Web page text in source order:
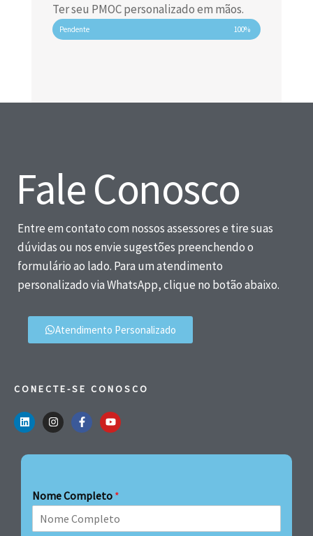
Ter seu PMOC personalizado em mãos.
Pendente 100%
Fale Conosco
Entre em contato com nossos assessores e tire suas
dúvidas ou nos envie sugestões preenchendo o
formulário ao lado. Para um atendimento
personalizado via WhatsApp, clique no botão abaixo.
Atendimento Personalizado
CONECTE-SE CONOSCO
Nome Completo *